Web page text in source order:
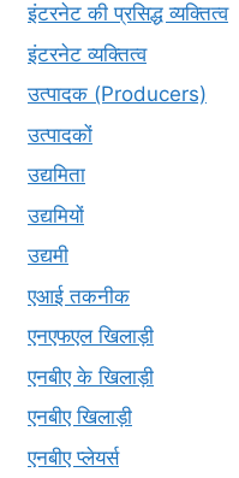
इंटरनेट की प्रसिद्ध व्यक्तित्व
इंटरनेट व्यक्तित्व
उत्पादक (Producers)
उत्पादकों
उद्यमिता
उद्यमियों
उद्यमी
एआई तकनीक
एनएफएल खिलाड़ी
एनबीए के खिलाड़ी
एनबीए खिलाड़ी
एनबीए प्लेयर्स